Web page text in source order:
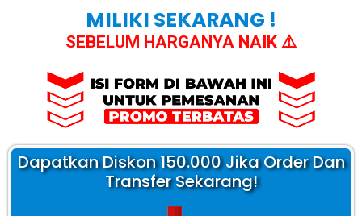
MILIKI SEKARANG !
SEBELUM HARGANYA NAIK ⚠️
Dapatkan Diskon 150.000 Jika Order Dan
Transfer Sekarang!